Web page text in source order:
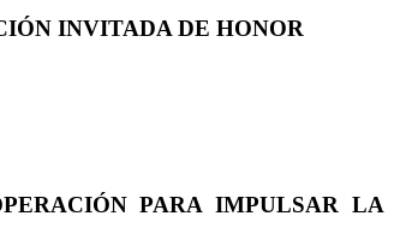
INVITADA DE HONOR
PARA IMPULSAR LA